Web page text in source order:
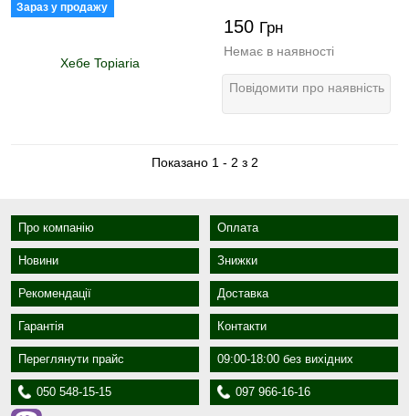
Зараз у продажу
150 Грн
Немає в наявності
Повідомити про наявність
Показано 1 - 2 з 2
Про компанію Оплата
Новини Знижки
Рекомендації Доставка
Гарантія Контакти
Переглянути прайс 09:00-18:00 без вихідних
050 548-15-15 097 966-16-16